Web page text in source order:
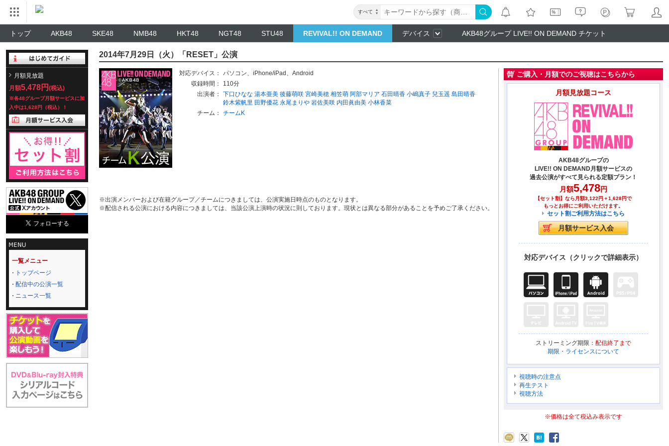
すべて
トップ AKB48 SKE48 NMB48 HKT48 NGT48 STU48 REVIVAL!! ON DEMAND デバイス AKB48グループ LIVE!! ON DEMAND チケット
月額見放題
月額5,478円 (税込)
※各48グループ月額サービスに加
入中は1,628円（税込）！
一覧メニュー
トップページ
配信中の公演一覧
ニュース一覧
2014年7月29日（火）「RESET」公演
対応デバイス： パソコン、 iPhone/iPad 、 Android
収録時間：
110分
出演者：
下口ひなな 湯本亜美 後藤萌咲 宮崎美穂 相笠萌 阿部マリア 石田晴香 小嶋真子 兒玉遥 島田晴香
鈴木紫帆里 田野優花 永尾まりや 岩佐美咲 内田眞由美 小林香菜
チーム：
チームK
※出演メンバーおよび在籍グループ／チームにつきましては、公演実施日時点のものとなります。
※配信される公演における内容につきましては、当該公演上演時の状況に則しております。現状とは異なる部分があることを予めご了承ください。
ご購入・月額でのご視聴はこちらから
月額見放題コース
AKB48グループの
LIVE!! ON DEMAND月額サービスの
過去公演がすべて見られる定額プラン！
月額5,478円
【セット割】なら月額3,122円＋1,628円で
もっとお得にご利用いただけます。
セット割ご利用方法はこちら
対応デバイス（クリックで詳細表示）
ストリーミング期限： 配信終了まで
期限・ライセンスについて
視聴時の注意点
再生テスト
視聴方法
※価格は全て税込み表示です